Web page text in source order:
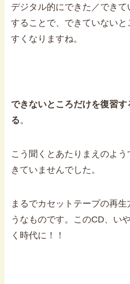
デジタル的にできた／でき
することで、できていない
すくなりますね。
できないところだけを復習
る。
こう聞くとあたりまえのよ
きていませんでした。
まるでカセットテープの再
うなものです。このCD、い
く時代に！！